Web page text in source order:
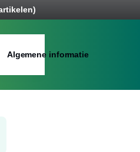
Algemene informatie